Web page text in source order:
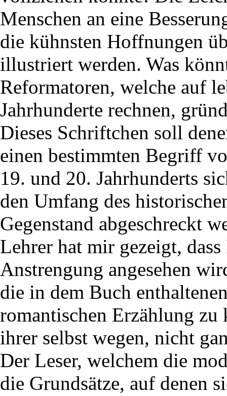
Menschen an eine
die kühnsten Hoffnungen
illustriert werden. Was
Reformatoren, welche auf
Jahrhunderte rechnen,
Dieses Schriftchen soll
einen bestimmten Begriff
19. und 20. Jahrhunderts
den Umfang des
Gegenstand abgeschreckt
Lehrer hat mir gezeigt,
Anstrengung angesehen
die in dem Buch
romantischen Erzählung
ihrer selbst wegen, nicht
Der Leser, welchem die
die Grundsätze, auf denen